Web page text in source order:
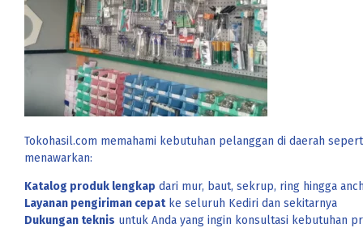
Tokohasil.com memahami kebutuhan pelanggan di daerah
menawarkan:
Katalog produk lengkap dari mur, baut, sekrup, ring hingga
Layanan pengiriman cepatke seluruh Kediri dan sekitarnya
Dukungan teknis untuk Anda yang ingin konsultasi kebutuhan